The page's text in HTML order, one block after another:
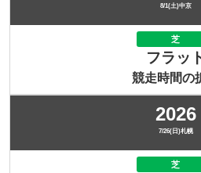
8/1(土)中京
芝
フラッ
競走時間の
2026
7/26(日)札幌
芝